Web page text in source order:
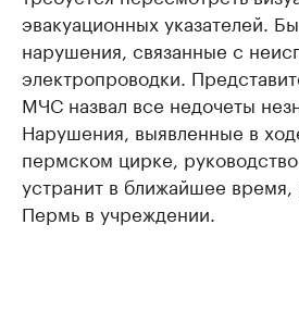
эвакуационных указателей.
нарушения, связанные с
электропроводки.
МЧС назвал все недочеты
Нарушения, выявленные в
пермском цирке,
устранит в ближайшее время,
Пермь в учреждении. ​